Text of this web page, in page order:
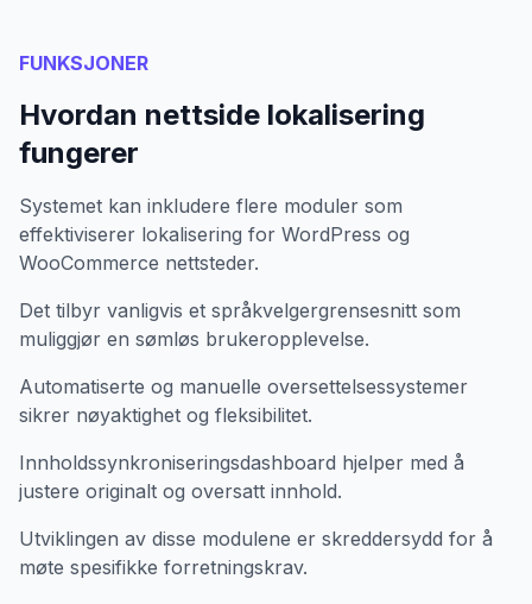
FUNKSJONER
Hvordan nettside lokalisering
fungerer
Systemet kan inkludere flere moduler som
effektiviserer lokalisering for WordPress og
WooCommerce nettsteder.
Det tilbyr vanligvis et språkvelgergrensesnitt som
muliggjør en sømløs brukeropplevelse.
Automatiserte og manuelle oversettelsessystemer
sikrer nøyaktighet og fleksibilitet.
Innholdssynkroniseringsdashboard hjelper med å
justere originalt og oversatt innhold.
Utviklingen av disse modulene er skreddersydd for å
møte spesifikke forretningskrav.